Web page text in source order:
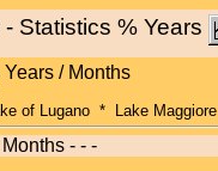
Statistics % Years
/ Months
of Lugano * Lake Maggiore
- - -